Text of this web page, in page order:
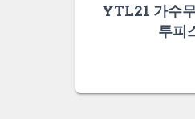
YTL21 가수
투피